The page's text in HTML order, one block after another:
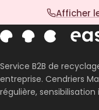
Afficher
Service B2B de
entreprise. Cendriers
régulière, sensibilisation